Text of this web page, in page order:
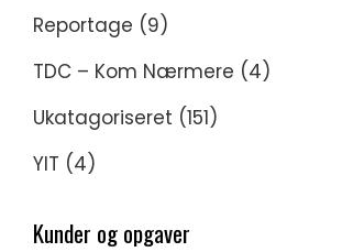
Reportage (9)
TDC – Kom Nærmere (4)
Ukatagoriseret (151)
YIT (4)
Kunder og opgaver